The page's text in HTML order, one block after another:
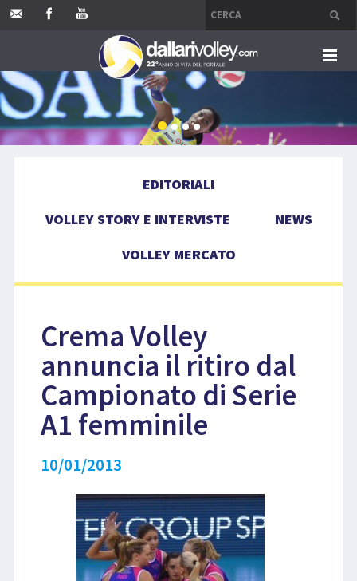
HOME
EVENTI
LIBRI
EDITORIALI
VOLLEY STORY E INTERVISTE
NEWS
VOLLEY MERCATO
Crema Volley
annuncia il ritiro dal
Campionato di Serie
A1 femminile
10/01/2013